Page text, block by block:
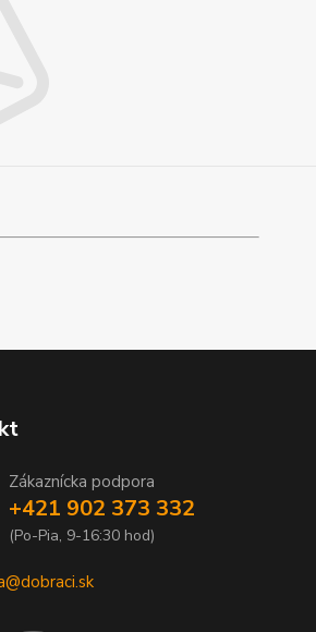
Zákaznícka podpora
+421 902 373 332
(Po-Pia, 9-16:30 hod)